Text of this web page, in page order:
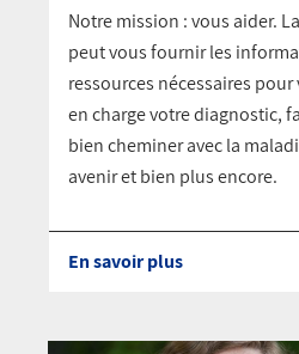
Notre mission : vous aider.
peut vous fournir les
ressources nécessaires
en charge votre diagnostic,
bien cheminer avec la
avenir et bien plus encore.
En savoir plus